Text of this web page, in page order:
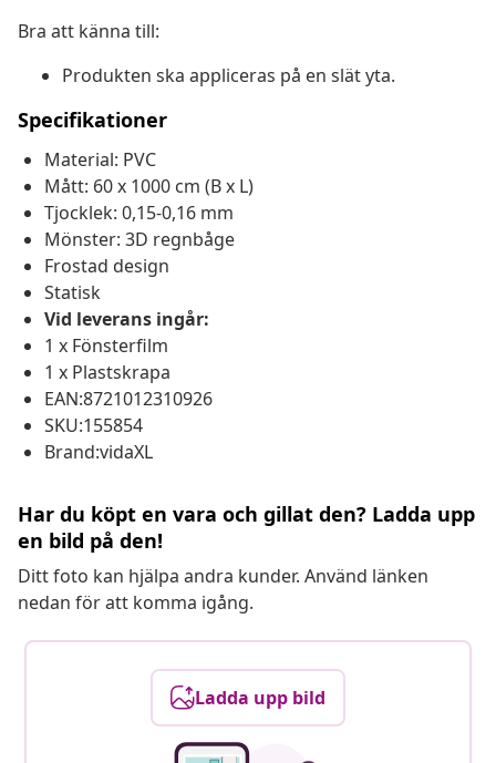
Bra att känna till:
Produkten ska appliceras på en slät yta.
Specifikationer
Material: PVC
Mått: 60 x 1000 cm (B x L)
Tjocklek: 0,15-0,16 mm
Mönster: 3D regnbåge
Frostad design
Statisk
Vid leverans ingår:
1 x Fönsterfilm
1 x Plastskrapa
EAN:8721012310926
SKU:155854
Brand:vidaXL
Har du köpt en vara och gillat den? Ladda upp
en bild på den!
Ditt foto kan hjälpa andra kunder. Använd länken
nedan för att komma igång.
Ladda upp bild